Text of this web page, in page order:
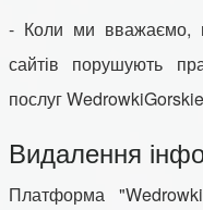
- Коли ми вважаємо,
сайтів порушують
послуг
Видалення
Платформа